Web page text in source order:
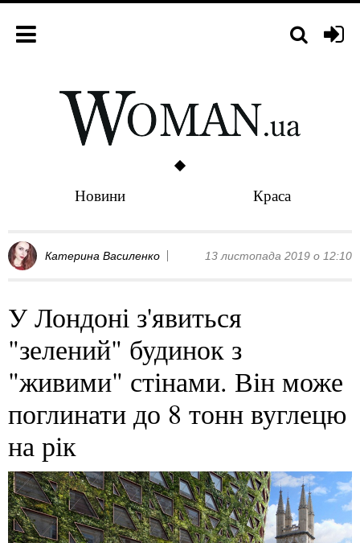
Новини Краса
Катерина Василенко 13 листопада 2019 о 12:10
У Лондоні з'явиться
"зелений" будинок з
"живими" стінами. Він може
поглинати до 8 тонн вуглецю
на рік